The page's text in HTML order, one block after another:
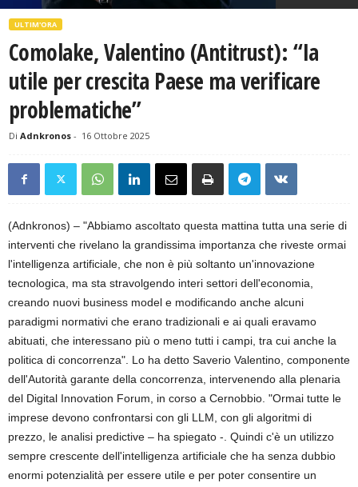
ULTIM'ORA
Comolake, Valentino (Antitrust): “Ia
utile per crescita Paese ma verificare
problematiche”
Di Adnkronos - 16 Ottobre 2025
(Adnkronos) – "Abbiamo ascoltato questa mattina tutta una serie di
interventi che rivelano la grandissima importanza che riveste ormai
l'intelligenza artificiale, che non è più soltanto un'innovazione
tecnologica, ma sta stravolgendo interi settori dell'economia,
creando nuovi business model e modificando anche alcuni
paradigmi normativi che erano tradizionali e ai quali eravamo
abituati, che interessano più o meno tutti i campi, tra cui anche la
politica di concorrenza". Lo ha detto Saverio Valentino, componente
dell'Autorità garante della concorrenza, intervenendo alla plenaria
del Digital Innovation Forum, in corso a Cernobbio. "Ormai tutte le
imprese devono confrontarsi con gli LLM, con gli algoritmi di
prezzo, le analisi predictive – ha spiegato -. Quindi c'è un utilizzo
sempre crescente dell'intelligenza artificiale che ha senza dubbio
enormi potenzialità per essere utile e per poter consentire un